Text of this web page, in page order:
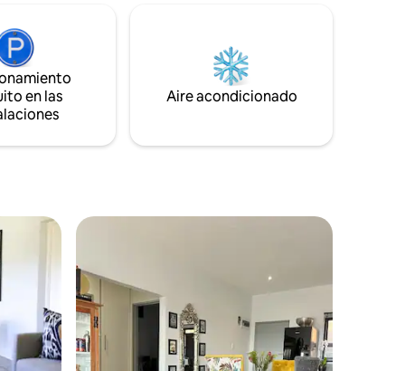
para el
madera
que
los
supuesto, también hay muchos otros
lugares divertidos para explorar!
en las
Aire acondicionado